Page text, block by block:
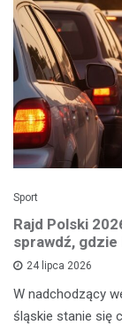
Sport
Rajd Polski
sprawdź, gdzie
24 lipca 2026
W nadchodzący
śląskie stanie się